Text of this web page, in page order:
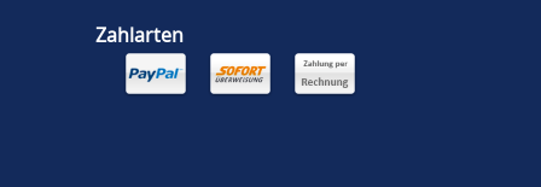
Zahlarten